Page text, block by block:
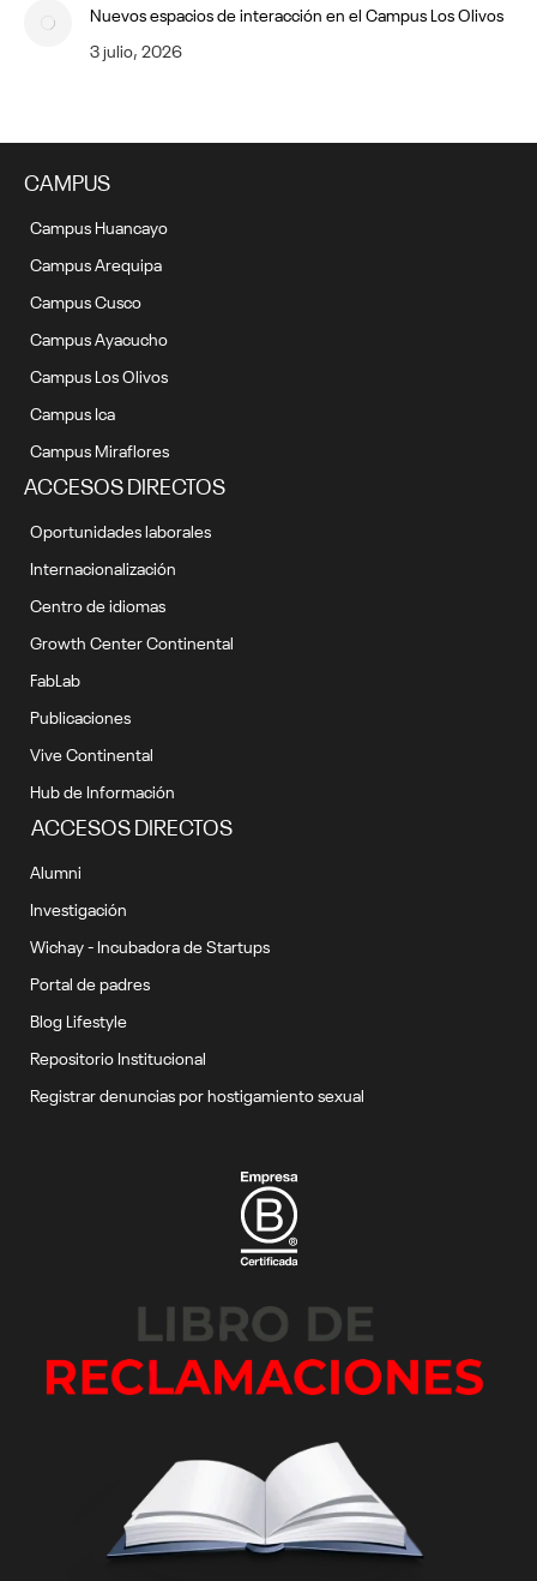
Nuevos espacios de interacción en el Campus Los Olivos
3 julio, 2026
CAMPUS
Campus Huancayo
Campus Arequipa
Campus Cusco
Campus Ayacucho
Campus Los Olivos
Campus Ica
Campus Miraflores
ACCESOS DIRECTOS
Oportunidades laborales
Internacionalización
Centro de idiomas
Growth Center Continental
FabLab
Publicaciones
Vive Continental
Hub de Información
ACCESOS DIRECTOS
Alumni
Investigación
Wichay - Incubadora de Startups
Portal de padres
Blog Lifestyle
Repositorio Institucional
Registrar denuncias por hostigamiento sexual